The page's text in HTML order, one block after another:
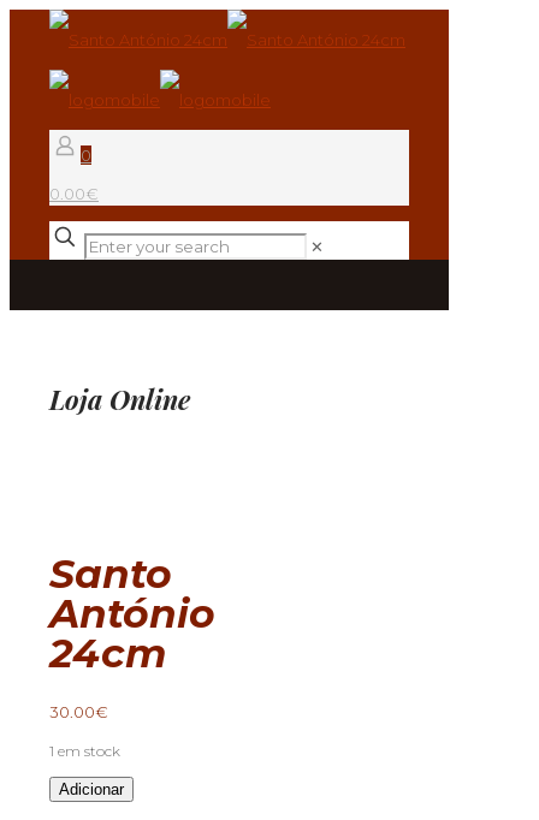
0
0.00€
✕
Loja Online
Santo
António
24cm
30.00€
1 em stock
Quantidade
de
Adicionar